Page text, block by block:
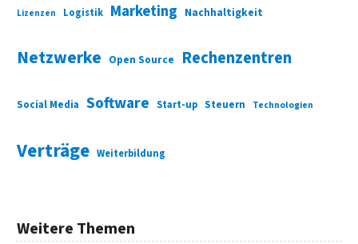
Lizenzen Logistik Marketing Nachhaltigkeit
Netzwerke Open Source Rechenzentren
Social Media Software Start-up Steuern Technologien
Verträge Weiterbildung
Weitere Themen